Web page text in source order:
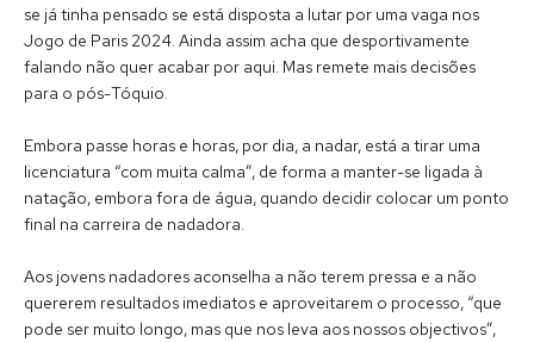
se já tinha pensado se está disposta a lutar por uma vaga nos
Jogo de Paris 2024. Ainda assim acha que desportivamente
falando não quer acabar por aqui. Mas remete mais decisões
para o pós-Tóquio.
Embora passe horas e horas, por dia, a nadar, está a tirar uma
licenciatura “com muita calma”, de forma a manter-se ligada à
natação, embora fora de água, quando decidir colocar um ponto
final na carreira de nadadora.
Aos jovens nadadores aconselha a não terem pressa e a não
quererem resultados imediatos e aproveitarem o processo, “que
pode ser muito longo, mas que nos leva aos nossos objectivos”,